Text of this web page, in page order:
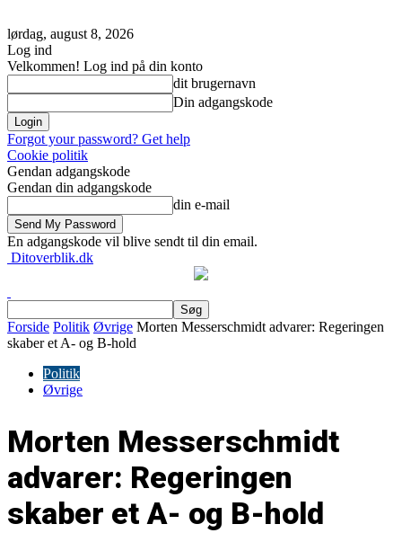
lørdag, august 8, 2026
Log ind
Velkommen! Log ind på din konto
dit brugernavn
Din adgangskode
Forgot your password? Get help
Cookie politik
Gendan adgangskode
Gendan din adgangskode
din e-mail
En adgangskode vil blive sendt til din email.
Ditoverblik.dk
Forside Politik Øvrige Morten Messerschmidt advarer: Regeringen
skaber et A- og B-hold
Politik
Øvrige
Morten Messerschmidt
advarer: Regeringen
skaber et A- og B-hold